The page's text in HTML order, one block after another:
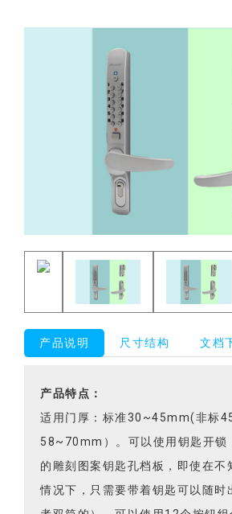
产品说明 尺寸结构 文档
产品特点：
适用门厚：标准30~45mm(非标
58~70mm）。可以使用钥匙开锁
的雕刻图案钥匙孔档板，即使在不
情况下，只需要带着钥匙可以随时